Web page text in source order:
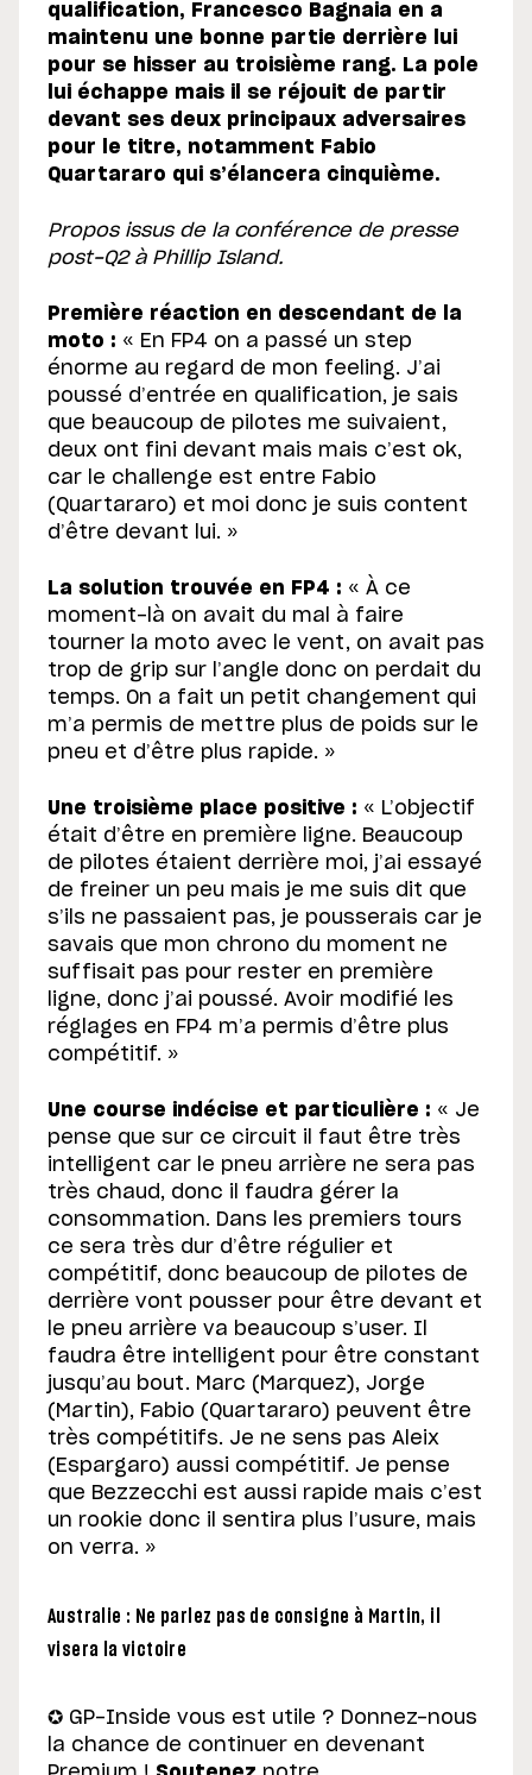
qualification, Francesco Bagnaia en a
maintenu une bonne partie derrière lui
pour se hisser au troisième rang. La pole
lui échappe mais il se réjouit de partir
devant ses deux principaux adversaires
pour le titre, notamment Fabio
Quartararo qui s’élancera cinquième.
Propos issus de la conférence de presse
post-Q2 à Phillip Island.
Première réaction en descendant de la
moto : « En FP4 on a passé un step
énorme au regard de mon feeling. J’ai
poussé d’entrée en qualification, je sais
que beaucoup de pilotes me suivaient,
deux ont fini devant mais mais c’est ok,
car le challenge est entre Fabio
(Quartararo) et moi donc je suis content
d’être devant lui. »
La solution trouvée en FP4 : « À ce
moment-là on avait du mal à faire
tourner la moto avec le vent, on avait pas
trop de grip sur l’angle donc on perdait du
temps. On a fait un petit changement qui
m’a permis de mettre plus de poids sur le
pneu et d’être plus rapide. »
Une troisième place positive : « L’objectif
était d’être en première ligne. Beaucoup
de pilotes étaient derrière moi, j’ai essayé
de freiner un peu mais je me suis dit que
s’ils ne passaient pas, je pousserais car je
savais que mon chrono du moment ne
suffisait pas pour rester en première
ligne, donc j’ai poussé. Avoir modifié les
réglages en FP4 m’a permis d’être plus
compétitif. »
Une course indécise et particulière : « Je
pense que sur ce circuit il faut être très
intelligent car le pneu arrière ne sera pas
très chaud, donc il faudra gérer la
consommation. Dans les premiers tours
ce sera très dur d’être régulier et
compétitif, donc beaucoup de pilotes de
derrière vont pousser pour être devant et
le pneu arrière va beaucoup s’user. Il
faudra être intelligent pour être constant
jusqu’au bout. Marc (Marquez), Jorge
(Martin), Fabio (Quartararo) peuvent être
très compétitifs. Je ne sens pas Aleix
(Espargaro) aussi compétitif. Je pense
que Bezzecchi est aussi rapide mais c’est
un rookie donc il sentira plus l’usure, mais
on verra. »
Australie : Ne parlez pas de consigne à Martin, il
visera la victoire
✪ GP-Inside vous est utile ? Donnez-nous
la chance de continuer en devenant